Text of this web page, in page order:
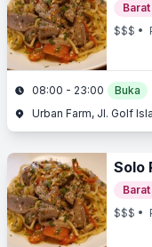
Barat
$$$ •
08:00 - 23:00
Buka
Solo
Barat
$$$ •